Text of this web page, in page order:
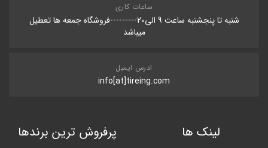
ساعات کاری
شنبه تا پنجشنبه ساعت 9 الی20---------فروشگاه جمعه ها تعطیل
میباشد
ادرس ایمیل
info[at]tireing.com
لینک ها پرفروش ترین برندها